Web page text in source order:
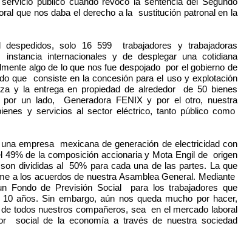
que nos daba el derecho a la sustitución patronal en la
solo 16 599 trabajadores y trabajadoras
internacionales y de desplegar una cotidiana
algo de lo que nos fue despojado por el gobierno de
que consiste en la concesión para el uso y explotación
y la entrega en propiedad de alrededor de 50 bienes
por un lado, Generadora FENIX y por el otro, nuestra
y servicios al sector eléctrico, tanto público como
empresa mexicana de generación de electricidad con
de la composición accionaria y Mota Engil de origen
divididas al 50% para cada una de las partes. La que
a los acuerdos de nuestra Asamblea General. Mediante
Fondo de Previsión Social para los trabajadores que
años. Sin embargo, aún nos queda mucho por hacer,
todos nuestros compañeros, sea en el mercado laboral
social de la economía a través de nuestra sociedad